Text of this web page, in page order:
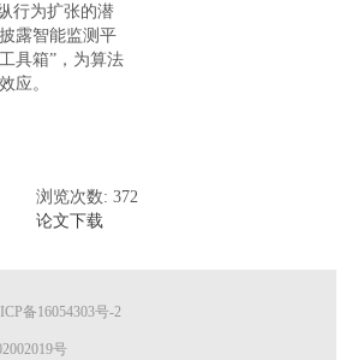
行为扩张的潜
露智能监测平
具箱”，为算法
应。
浏览次数: 372
论文下载
备16054303号-2
号